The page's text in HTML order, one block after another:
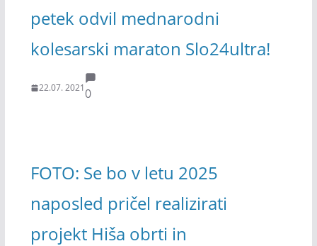
petek odvil mednarodni
kolesarski maraton Slo24ultra!
22.07. 20210
FOTO: Se bo v letu 2025
naposled pričel realizirati
projekt Hiša obrti in